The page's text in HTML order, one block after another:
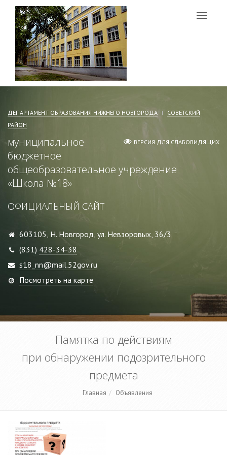
Меню
ДЕПАРТАМЕНТ ОБРАЗОВАНИЯ НИЖНЕГО НОВГОРОДА
СОВЕТСКИЙ
РАЙОН
ВЕРСИЯ ДЛЯ СЛАБОВИДЯЩИХ
муниципальное
бюджетное
общеобразовательное учреждение
«Школа №18»
ОФИЦИАЛЬНЫЙ САЙТ
603105, Н. Новгород, ул. Невзоровых, 36/3
(831) 428-34-38
s18_nn@mail.52gov.ru
Посмотреть на карте
Памятка по действиям
при обнаружении подозрительного
предмета
Главная Объявления